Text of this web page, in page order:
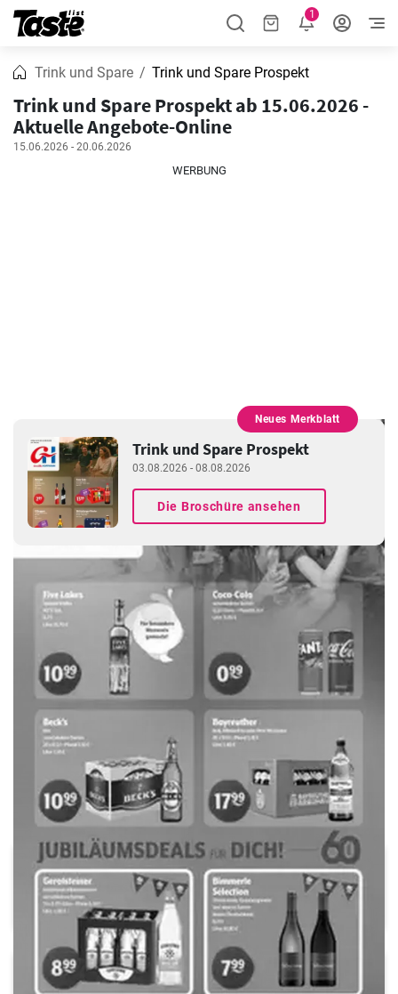
1
Trink und Spare Trink und Spare Prospekt
Trink und Spare Prospekt ab 15.06.2026 -
Aktuelle Angebote-Online
15.06.2026 - 20.06.2026
WERBUNG
Trink und Spare Prospekt
03.08.2026 - 08.08.2026
Die Broschüre ansehen
Neues Merkblatt
WERBUNG
HIT Netto